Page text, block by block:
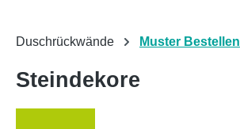
Duschrückwände Muster Bestellen
Steindekore